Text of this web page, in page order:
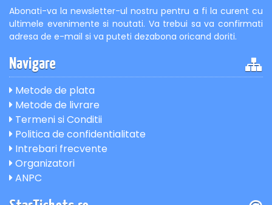
Abonati-va la newsletter-ul nostru pentru a fi la curent cu
ultimele evenimente si noutati. Va trebui sa va confirmati
adresa de e-mail si va puteti dezabona oricand doriti.
Navigare
Metode de plata
Metode de livrare
Termeni si Conditii
Politica de confidentialitate
Intrebari frecvente
Organizatori
ANPC